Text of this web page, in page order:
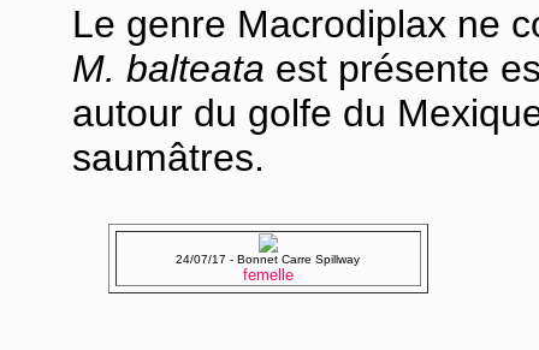
Le genre Macrodiplax ne
M. balteata est présente
autour du golfe du
saumâtres.
24/07/17 - Bonnet Carre Spillway
femelle